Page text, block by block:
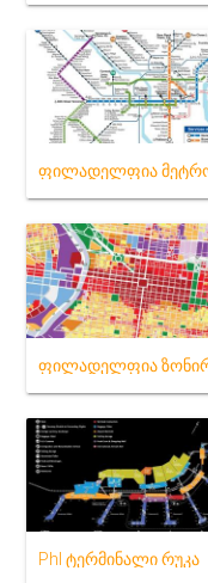
Phl ტერმინალი რუკა